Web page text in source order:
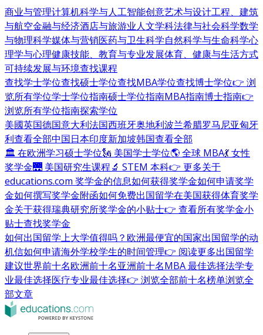
商业与管理计算机科学与人工智能创意艺术与设计工程、建筑
与航空金融与经济酒店与旅游业人文学科法律与社会科学数学
与物理科学媒体与营销医药与卫生科学自然科学与生命科学心
理学与心理健康技能、教育与专业发展体育、健康与生活方式
可持续发展与环境查找课程
查找学士学位查找硕士学位查找MBA学位查找博士学位👉 浏
览所有学位学士学位指南硕士学位指南MBA指南博士指南👉
浏览所有学位指南探索学位
美國英国德国意大利法国西班牙奥地利波兰希腊罗马尼亚匈牙
利查看全部中国日本印度新加坡韩国查看全部
🏛 在欧洲学习硕士学位🗽 美国学士学位🌎 全球 MBA💃 女性
奖学金🌉 美国研究生课程🔬 STEM 本科👉 更多关于
educations.com 奖学金的信息如何获得奖学金如何申请奖学
金如何撰写奖学金附函如何免费出国留学在美国获得体育奖学
金关于获得瑞典研究所奖学金的小贴士👉 查看所有奖学金小
贴士查找奖学金
如何出国留学上大学值得吗？ 欧洲最便宜的国家出国留学的动
机信如何申请海外学校学生的时间管理👉 阅读更多出国留学
建议世界前十名欧洲前十名亚洲前十名MBA 最佳选择法学专
业最佳选择医疗专业最佳选择👉 浏览全部前十名榜单浏览全
部文章